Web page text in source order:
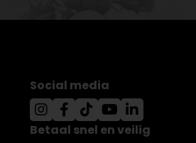
Social media
Betaal snel en veilig